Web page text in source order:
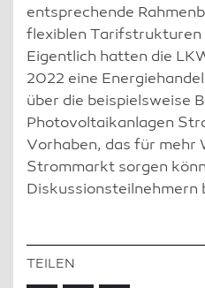
entsprechende
flexiblen Tarifstrukturen
Eigentlich hatten die
2022 eine
über die beispielsweise
Photovoltaikanlagen
Vorhaben, das für mehr
Strommarkt sorgen
Diskussionsteilnehmern